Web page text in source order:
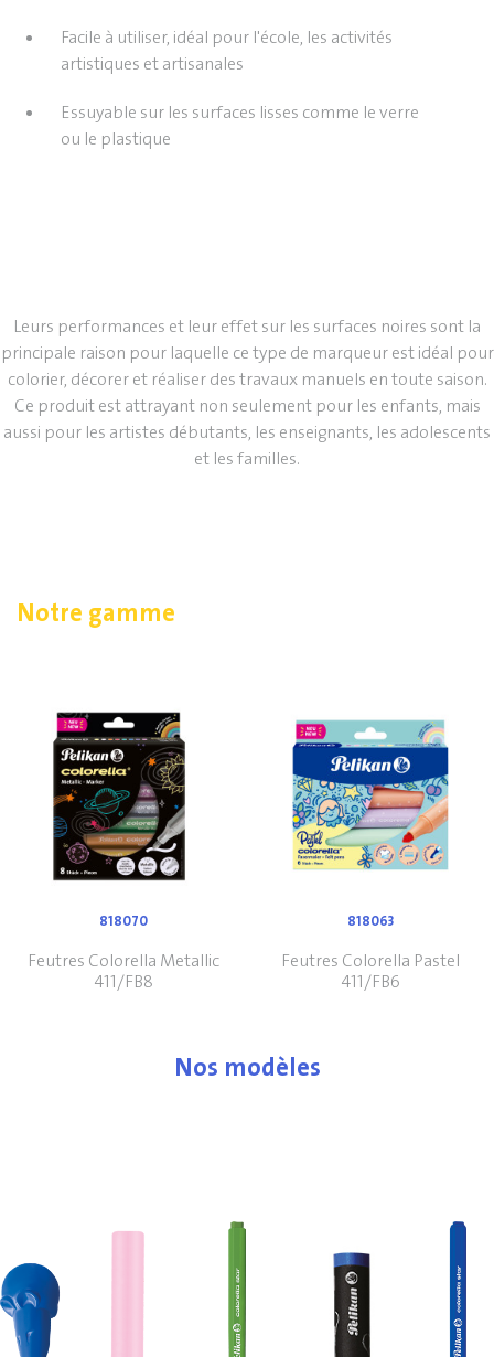
Facile à utiliser, idéal pour l'école, les activités
artistiques et artisanales
Essuyable sur les surfaces lisses comme le verre
ou le plastique
Leurs performances et leur effet sur les surfaces noires sont la
principale raison pour laquelle ce type de marqueur est idéal pour
colorier, décorer et réaliser des travaux manuels en toute saison.
Ce produit est attrayant non seulement pour les enfants, mais
aussi pour les artistes débutants, les enseignants, les adolescents
et les familles.
Notre gamme
818070
Feutres Colorella Metallic
411/FB8
818063
Feutres Colorella Pastel
411/FB6
Nos modèles